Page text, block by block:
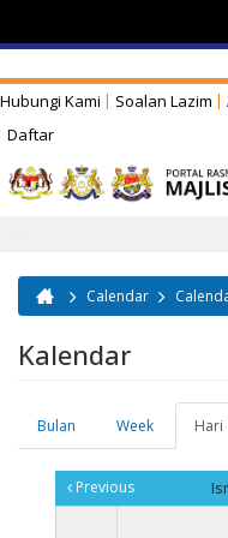
Hubungi Kami Soalan Lazim
Daftar
Anda di sini
Calendar
Kalendar
Tab-tab utama
Bulan Week Hari
Previous